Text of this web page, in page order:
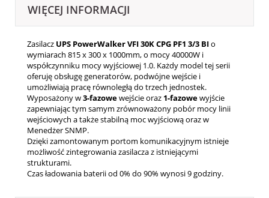
WIĘCEJ INFORMACJI
Zasilacz UPS PowerWalker VFI 30K CPG PF1 3/3 BIo
wymiarach 815 x 300 x 1000mm, o mocy 40000W i
współczynniku mocy wyjściowej 1.0. Każdy model tej serii
oferuję obsługę generatorów, podwójne wejście i
umożliwiają pracę równoległą do trzech jednostek.
Wyposażony w3-fazowewejście oraz 1-fazowewyjście
zapewniając tym samym zrównoważony pobór mocy linii
wejściowych a także stabilną moc wyjściową oraz w
Menedżer SNMP.
Dzięki zamontowanym portom komunikacyjnym istnieje
możliwość zintegrowania zasilacza z istniejącymi
strukturami.
Czas ładowania baterii od 0% do 90% wynosi 9 godziny.